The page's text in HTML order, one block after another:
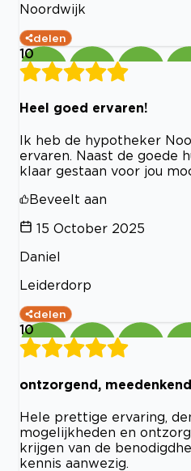
Noordwijk
delen
10
Heel goed ervaren!
Ik heb de hypotheker
ervaren. Naast de goede
klaar gestaan voor jou
Beveelt aan
15 October 2025
Daniel
Leiderdorp
delen
10
ontzorgend,
Hele prettige ervaring,
mogelijkheden en
krijgen van de
kennis aanwezig.